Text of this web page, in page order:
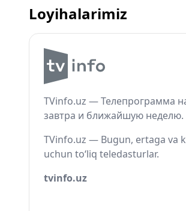
Loyihalarimiz
TVinfo.uz — Телепрограмма
завтра и ближайшую неделю.
TVinfo.uz — Bugun, ertaga va
uchun to‘liq teledasturlar.
tvinfo.uz